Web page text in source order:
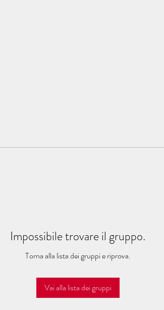
Impossibile trovare il gruppo.
Torna alla lista dei gruppi e riprova.
Vai alla lista dei gruppi